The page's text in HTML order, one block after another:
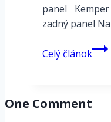
panel Kemper
zadný panel
Celý článok
One Comment